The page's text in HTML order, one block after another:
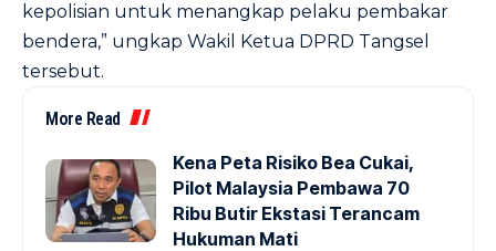
kepolisian untuk menangkap pelaku pembakar
bendera,” ungkap Wakil Ketua DPRD Tangsel
tersebut.
More Read
Kena Peta Risiko Bea Cukai,
Pilot Malaysia Pembawa 70
Ribu Butir Ekstasi Terancam
Hukuman Mati